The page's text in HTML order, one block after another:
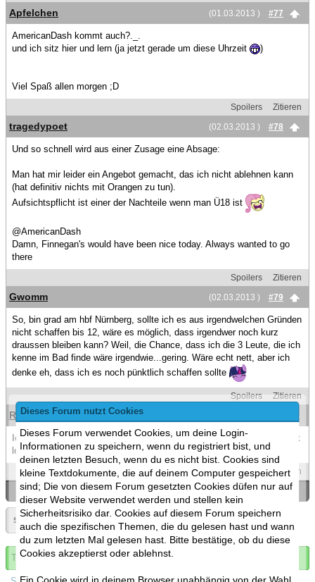
Dieses Forum nutzt Cookies
Dieses Forum verwendet Cookies, um deine Login-
Informationen zu speichern, wenn du registriert bist, und
deinen letzten Besuch, wenn du es nicht bist. Cookies sind
kleine Textdokumente, die auf deinem Computer gespeichert
sind; Die von diesem Forum gesetzten Cookies düfen nur auf
dieser Website verwendet werden und stellen kein
Sicherheitsrisiko dar. Cookies auf diesem Forum speichern
auch die spezifischen Themen, die du gelesen hast und wann
du zum letzten Mal gelesen hast. Bitte bestätige, ob du diese
Cookies akzeptierst oder ablehnst.
(01.03.2013 )
#77
Apfelchen
AmericanDash kommt auch?._.
und ich sitz hier und lern (ja jetzt gerade um diese Uhrzeit
)
Viel Spaß allen morgen ;D
Spoilers
Zitieren
(02.03.2013 )
#78
tragedypoet
Und so schnell wird aus einer Zusage eine Absage:
Man hat mir leider ein Angebot gemacht, das ich nicht ablehnen kann
(hat definitiv nichts mit Orangen zu tun).
Aufsichtspflicht ist einer der Nachteile wenn man Ü18 ist
@AmericanDash
Damn, Finnegan's would have been nice today. Always wanted to go
there
Spoilers
Zitieren
(02.03.2013 )
#79
Gwomm
So, bin grad am hbf Nürnberg, sollte ich es aus irgendwelchen Gründen
nicht schaffen bis 12, wäre es möglich, dass irgendwer noch kurz
draussen bleiben kann? Weil, die Chance, dass ich die 3 Leute, die ich
kenne im Bad finde wäre irgendwie...gering. Wäre echt nett, aber ich
denke eh, dass ich es noch pünktlich schaffen sollte
Spoilers
Zitieren
Rainshine
Ich bin einigermaßen erkältet und denk mal es würd sich für mich nicht
lohnen nur schniefend am beckenrand zu sitzen.
Spoilers Zitieren
«Ein Thema zurück|Ein Thema vor»
Seite:
Thema abonnieren